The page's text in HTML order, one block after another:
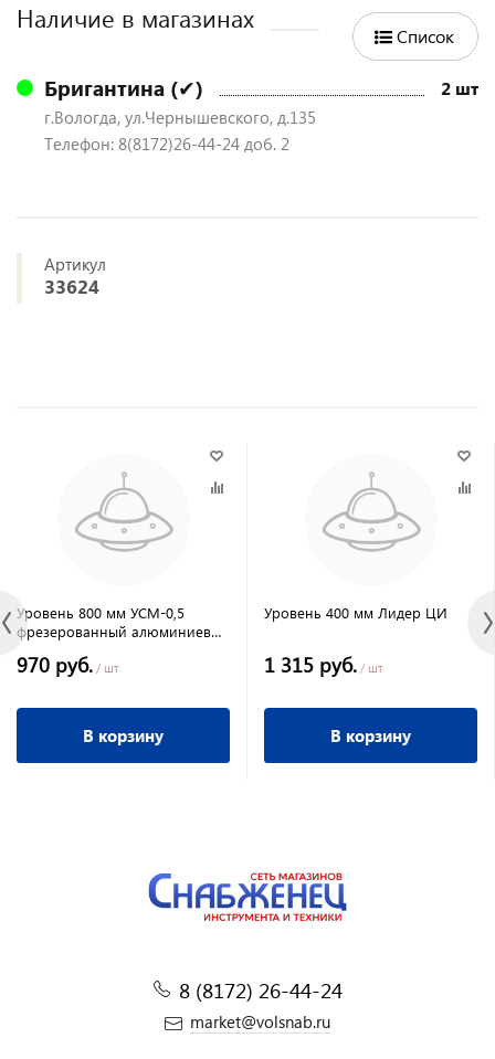
Наличие в магазинах
Список
Бригантина (✔) 2 шт
г.Вологда, ул.Чернышевского, д.135
Телефон: 8(8172)26-44-24 доб. 2
Артикул
33624
Уровень 800 мм УСМ-0,5
фрезерованный алюминиевый
970 руб. / шт
В корзину
Уровень 400 мм Лидер ЦИ
1 315 руб. / шт
В корзину
8 (8172) 26-44-24
market@volsnab.ru